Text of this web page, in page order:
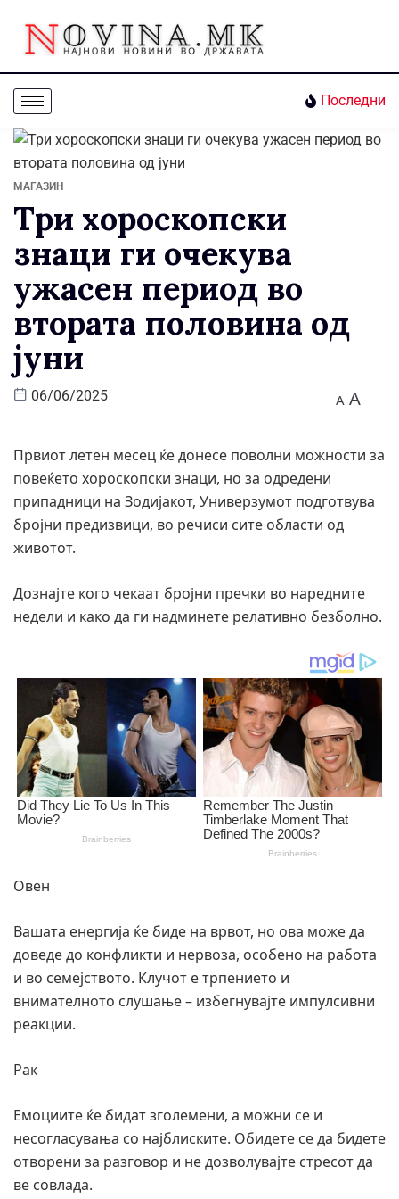
Последни
МАГАЗИН
Три хороскопски
знаци ги очекува
ужасен период во
втората половина од
јуни
06/06/2025 A A
Првиот летен месец ќе донесе поволни можности за
повеќето хороскопски знаци, но за одредени
припадници на Зодијакот, Универзумот подготвува
бројни предизвици, во речиси сите области од
животот.
Дознајте кого чекаат бројни пречки во наредните
недели и како да ги надминете релативно безболно.
Овен
Вашата енергија ќе биде на врвот, но ова може да
доведе до конфликти и нервоза, особено на работа
и во семејството. Клучот е трпението и
внимателното слушање – избегнувајте импулсивни
реакции.
Рак
Емоциите ќе бидат зголемени, а можни се и
несогласувања со најблиските. Обидете се да бидете
отворени за разговор и не дозволувајте стресот да
ве совлада.